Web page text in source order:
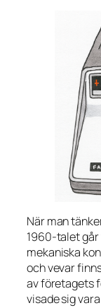
När man
1960-talet
mekaniska
och vevar
av företagets
visade sig